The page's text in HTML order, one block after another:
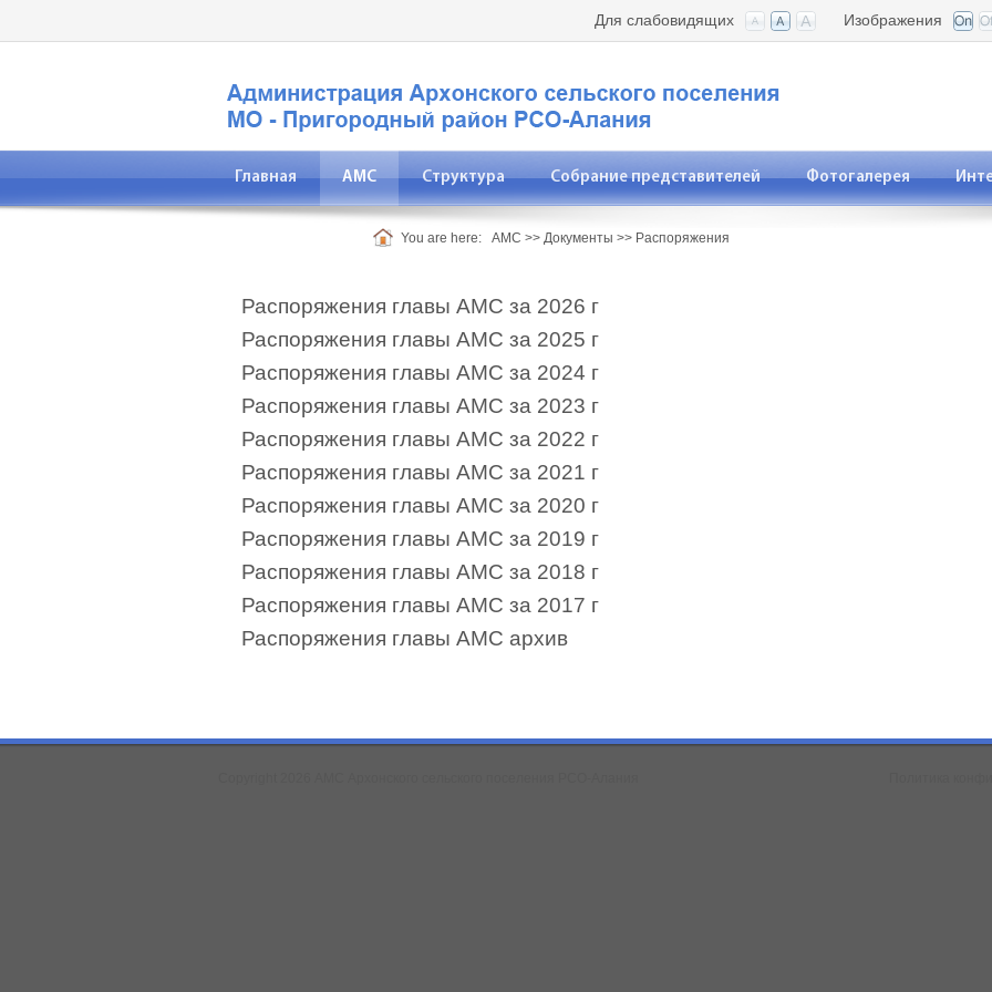
Изображения
Для слабовидящих
Главная АМС Структура Собрание представителей Фотогалерея
You are here: АМС >> Документы >> Распоряжения
Распоряжения главы АМС за 2026 г
Распоряжения главы АМС за 2025 г
Распоряжения главы АМС за 2024 г
Распоряжения главы АМС за 2023 г
Распоряжения главы АМС за 2022 г
Распоряжения главы АМС за 2021 г
Распоряжения главы АМС за 2020 г
Распоряжения главы АМС за 2019 г
Распоряжения главы АМС за 2018 г
Распоряжения главы АМС за 2017 г
Распоряжения главы АМС архив